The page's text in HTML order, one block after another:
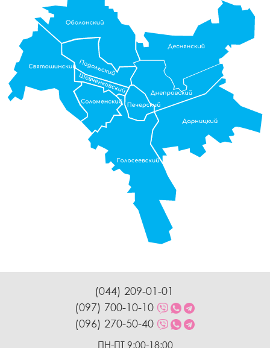
(044) 209-01-01
(097) 700-10-10
(096) 270-50-40
ПН-ПТ 9:00-18:00